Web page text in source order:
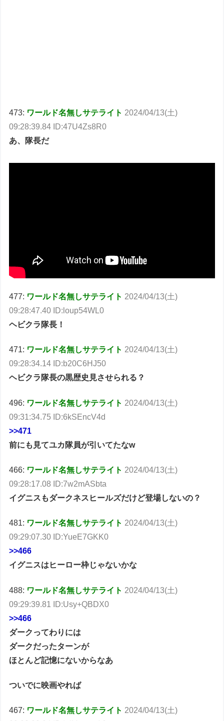
473: ワールド名無しサテライト 2024/04/13(土)
09:28:39.84 ID:47U4Zs8R0
あ、隊長だ
477: ワールド名無しサテライト 2024/04/13(土)
09:28:47.40 ID:loup54WL0
ヘビクラ隊長！
471: ワールド名無しサテライト 2024/04/13(土)
09:28:34.14 ID:b20C6HJ50
ヘビクラ隊長の黒歴史見させられる？
496: ワールド名無しサテライト 2024/04/13(土)
09:31:34.75 ID:6kSEncV4d
>>471
前にも見てユカ隊員が引いてたなw
466: ワールド名無しサテライト 2024/04/13(土)
09:28:17.08 ID:7w2mASbta
イグニスもダークネスヒールズだけど登場しないの？
481: ワールド名無しサテライト 2024/04/13(土)
09:29:07.30 ID:YueE7GKK0
>>466
イグニスはヒーロー枠じゃないかな
488: ワールド名無しサテライト 2024/04/13(土)
09:29:39.81 ID:Usy+QBDX0
>>466
ダークってわりには
ダークだったターンが
ほとんど記憶にないからなあ
ついでに映画やれば
467: ワールド名無しサテライト 2024/04/13(土)